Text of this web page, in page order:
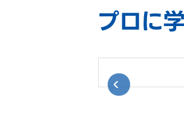
プロに